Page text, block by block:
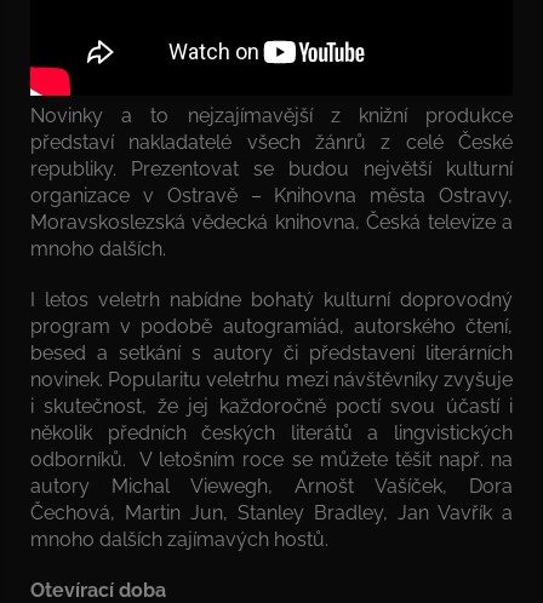
Novinky a to nejzajímavější z knižní produkce
představí nakladatelé všech žánrů z celé České
republiky. Prezentovat se budou největší kulturní
organizace v Ostravě – Knihovna města Ostravy,
Moravskoslezská vědecká knihovna, Česká televize a
mnoho dalších.
I letos veletrh nabídne bohatý kulturní doprovodný
program v podobě autogramiád, autorského čtení,
besed a setkání s autory či představení literárních
novinek. Popularitu veletrhu mezi návštěvníky zvyšuje
i skutečnost, že jej každoročně poctí svou účastí i
několik předních českých literátů a lingvistických
odborníků. V letošním roce se můžete těšit např. na
autory Michal Viewegh, Arnošt Vašíček, Dora
Čechová, Martin Jun, Stanley Bradley, Jan Vavřík a
mnoho dalších zajímavých hostů.
Otevírací doba